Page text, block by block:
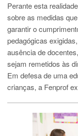
Perante esta
sobre as medidas
garantir o
pedagógicas
ausência de
sejam remetidos às
Em defesa de uma
crianças, a Fenprof